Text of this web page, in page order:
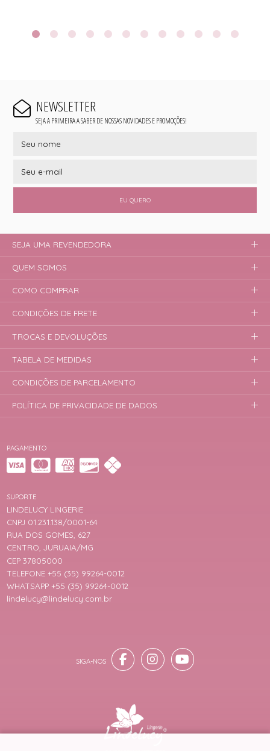
NEWSLETTER
SEJA A PRIMEIRA A SABER DE NOSSAS NOVIDADES E PROMOÇÕES!
EU QUERO
PAGAMENTO
SUPORTE
LINDELUCY LINGERIE
CNPJ 01.231.138/0001-64
RUA DOS GOMES, 627
CENTRO, JURUAIA/MG
CEP 37805000
TELEFONE +55 (35) 99264-0012
WHATSAPP +55 (35) 99264-0012
lindelucy@lindelucy.com.br
SEJA UMA REVENDEDORA
QUEM SOMOS
COMO COMPRAR
CONDIÇÕES DE FRETE
TROCAS E DEVOLUÇÕES
TABELA DE MEDIDAS
CONDIÇÕES DE PARCELAMENTO
POLÍTICA DE PRIVACIDADE DE DADOS